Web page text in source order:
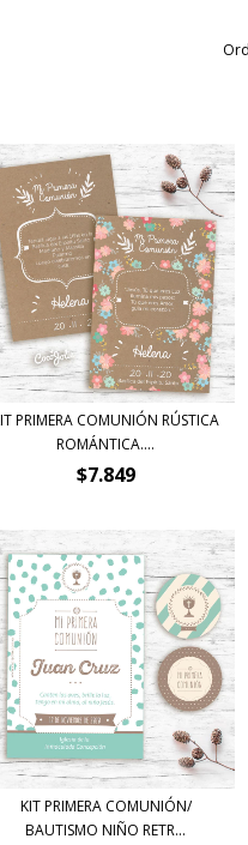
PRIMERA COMUNIÓN RÚSTICA
ROMÁNTICA....
$7.849
KIT PRIMERA COMUNIÓN/
BAUTISMO NIÑO RETR...